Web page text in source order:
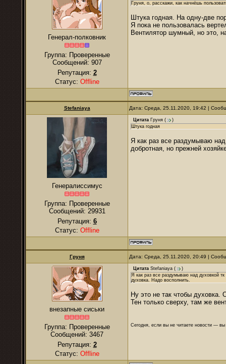
Генерал-полковник
Группа: Проверенные
Сообщений: 907
Репутация: 2
Статус: Offline
Гpуня, о, расскажи, как начнёшь
Штука годная. На одну-две
Я пока не пользовалась
Вентилятор шумный, но это,
Stefaniaya Дата: Среда, 25.11.2020, 19:42 |
Генералиссимус
Группа: Проверенные
Сообщений: 29931
Репутация: 6
Статус: Offline
Цитата Гpуня (
)
Штука годная
Я как раз все раздумываю над
добротная, но прежней
Груня Дата: Среда, 25.11.2020, 20:49 |
внезапные сиськи
Группа: Проверенные
Сообщений: 3467
Репутация: 2
Статус: Offline
Цитата Stefaniaya (
)
Я как раз все раздумываю над духовкой
духовка. Надо восполнить.
Ну это не так чтобы
Тен только сверху, там же
Сегодня, если вы не читаете новости —